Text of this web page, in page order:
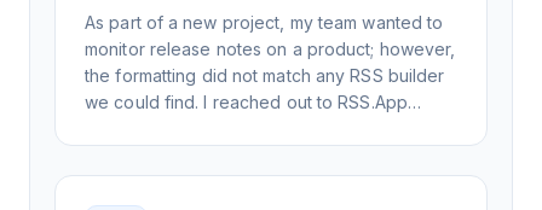
As part of a new project, my team wanted to
monitor release notes on a product; however,
the formatting did not match any RSS builder
we could find. I reached out to RSS.App
day, but I spoke to someone who was